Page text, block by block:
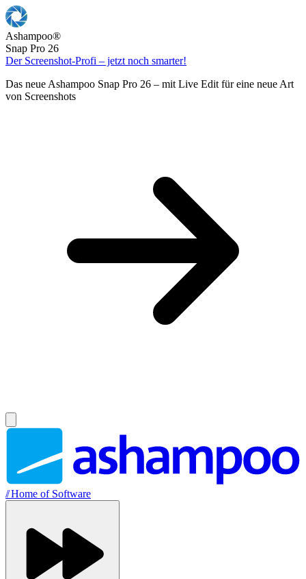
Ashampoo®
Snap Pro 26
Der Screenshot-Profi – jetzt noch smarter!
Das neue Ashampoo Snap Pro 26 – mit Live Edit für eine neue Art
von Screenshots
//Home of Software